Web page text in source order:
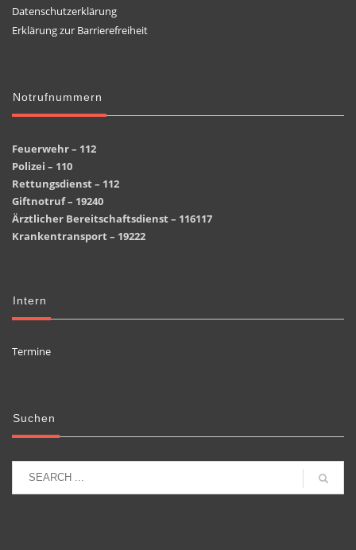
Datenschutzerklärung
Erklärung zur Barrierefreiheit
Notrufnummern
Feuerwehr – 112
Polizei – 110
Rettungsdienst – 112
Giftnotruf – 19240
Ärztlicher Bereitschaftsdienst – 116117
Krankentransport – 19222
Intern
Termine
Suchen